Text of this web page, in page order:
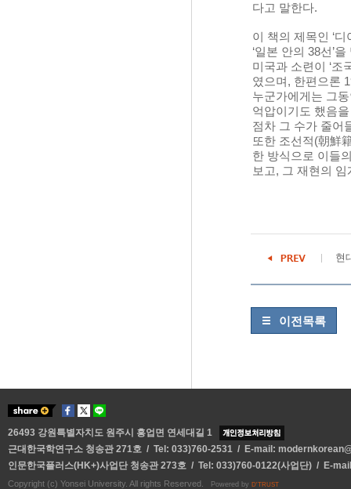
다고 말한다.
이 책의 제목인 ‘
‘일본 안의 38선’
미국과 소련이 ‘조
였으며, 한편으론
누군가에게는 그
억압이기도 했음
점차 그 수가 줄어
또한 조선적(朝鮮
한 방식으로 이들
보고, 그 재현의
현
이전목록
26493 강원특별자치도 원주시 흥업면 연세대길 1
근대한국학연구소 청송관 271호 / Tel: 033)760-2531 / E-mail:
인문한국플러스(HK+)사업단 청송관 273호 / Tel: 033)760-0122(사업단) / E-
Copyright (c) Yonsei University. All rights Reserved. Powered by D'TRUST